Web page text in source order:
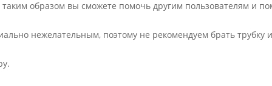
образом вы сможете помочь другим пользователям и
нежелательным, поэтому не рекомендуем брать трубку